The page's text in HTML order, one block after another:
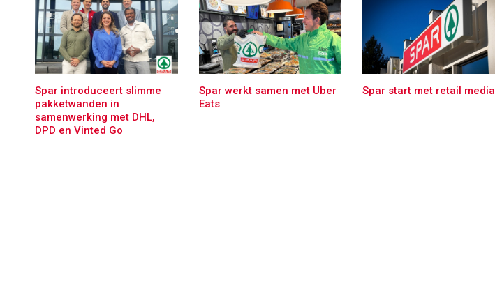
Spar introduceert slimme
pakketwanden in
samenwerking met DHL,
DPD en Vinted Go
Spar werkt samen met Uber
Eats
Spar start met retail media